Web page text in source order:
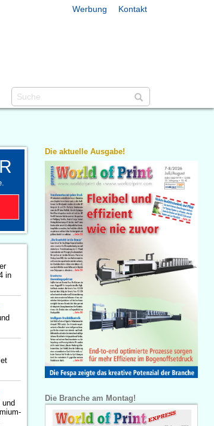
Werbung Kontakt
in
Die aktuelle Ausgabe!
Die Branche am Montag!